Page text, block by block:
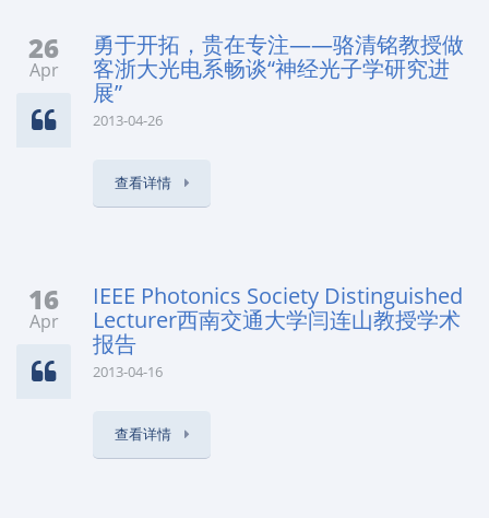
26
Apr
勇于开拓，贵在专注——骆清铭教授做
客浙大光电系畅谈“神经光子学研究进
展”
2013-04-26
查看详情
16
Apr
IEEE Photonics Society Distinguished
Lecturer西南交通大学闫连山教授学术
报告
2013-04-16
查看详情